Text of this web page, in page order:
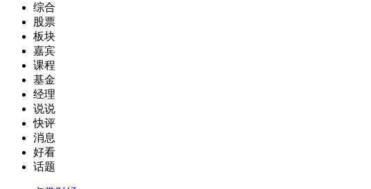
综合
股票
板块
嘉宾
课程
基金
经理
说说
快评
消息
好看
话题